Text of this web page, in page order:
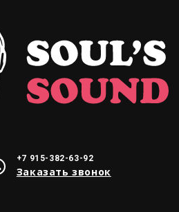
+7 915-382-63-92
Заказать звонок